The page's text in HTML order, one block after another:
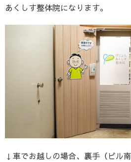
あくしす整体院になります。
↓車でお越しの場合、裏手（ビル